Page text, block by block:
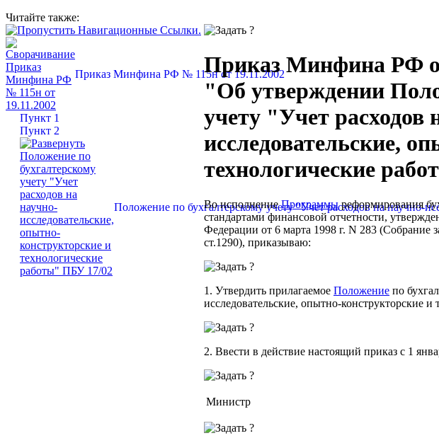
Читайте также:
Приказ Минфина РФ № 115н от 19.11.2002
Пункт 1
Пункт 2
Положение по бухгалтерскому учету "Учет расходов на научно-
Приказ Минфина РФ
"Об утверждении
учету "Учет расходов
исследовательские,
технологические
Во исполнениеПрограммыреформирования
стандартами финансовой отчетности,
Федерации от 6 марта 1998 г. N 283 (Собрание
ст.1290), приказываю:
1. Утвердить прилагаемое Положение по
исследовательские, опытно-конструкторские
2. Ввести в действие настоящий приказ с 1
Министр